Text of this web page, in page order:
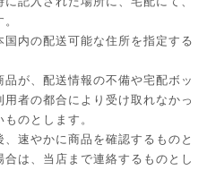
内の配送可能な住所を指定する
が、配送情報の不備や宅配ボッ
者の都合により受け取れなかっ
のとします。
速やかに商品を確認するものと
は、当店まで連絡するものとし